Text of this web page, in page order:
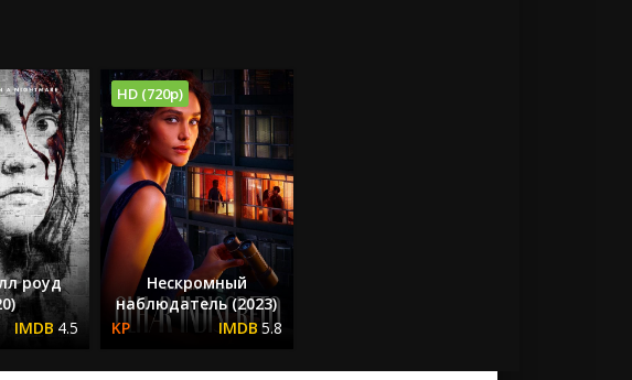
роуд
4.5
HD (720p)
Нескромный
наблюдатель (2023)
5.8